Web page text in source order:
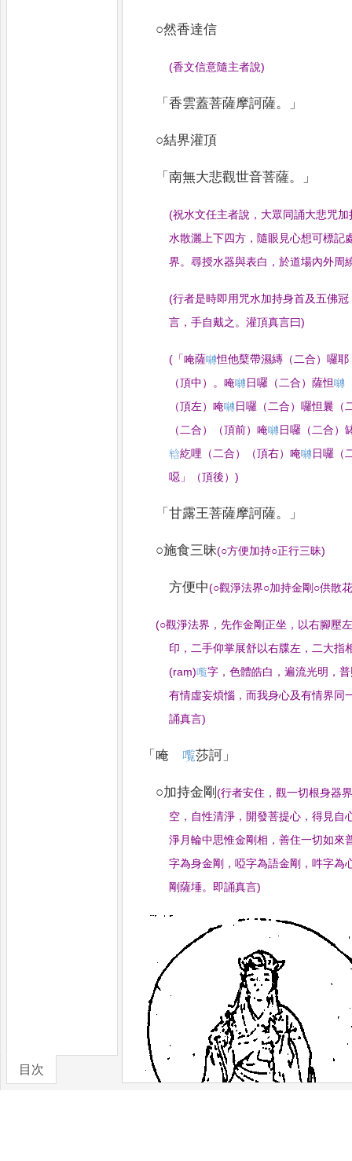
目次
○然香達信
(香文信意隨主者說)
「香雲蓋菩薩摩訶薩。」
○結界灌頂
「南無大悲觀世音菩薩。」
(祝水文任主者說 ， 大眾同誦大悲咒加
水散灑上下四方 ， 隨眼見心想可標記
界。尋授水器與表白 ，於道場內外周
(行者是時即用咒水加持身首及五佛冠
言 ，手自戴之 。灌頂真言曰)
( 「唵薩𭌯怛他櫱帶濕縳（二合）囉
（頂中）
。唵𭌯日囉（二合）薩怛𭌯
（頂左）唵𭌯日囉（二合）囉怛曩（
（二合）（頂前）唵𭌯日囉（二合）
𤚥紇哩（二合）（頂右）唵𭌯日囉（
噁 」 （頂後）)
「甘露王菩薩摩訶薩。」
○施食三昧(○方便加持○正行三昧)
方便中(○觀淨法界○加持金剛○供散
(○觀淨法界 ，先作金剛正坐 ， 以右腳壓
印 ， 二手仰掌展舒以右牒左 ， 二大指
(raṃ)𫬠字 ，色體皓白 ，遍流光明 ，
有情虛妄煩惱 ，而我身心及有情界同
誦真言)
「 唵𫬠莎訶 」
○加持金剛(行者安住 ，觀一切根身器
空 ， 自性清淨 ， 開發菩提心 ，得見自
淨月輪中思惟金剛相 ，善住一切如來
字為身金剛 ，啞字為語金剛 ，吽字為
剛薩埵。 即誦真言)